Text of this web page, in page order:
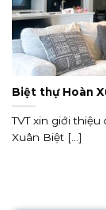
Biệt thự Hoàn
TVT xin giới
Xuân Biệt [...]